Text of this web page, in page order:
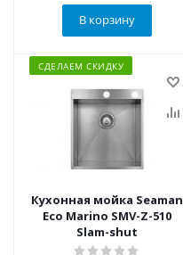
В корзину
СДЕЛАЕМ СКИДКУ
Кухонная мойка Seaman
Eco Marino SMV-Z-510
Slam-shut